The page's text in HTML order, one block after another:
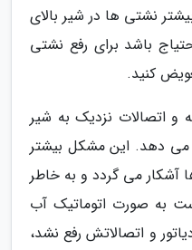
نشتی ها در شیر بالای
باشد برای رفع نشتی
کنید.
و اتصالات نزدیک به شیر
می دهد. این مشکل بیشتر
آشکار می گردد و به خاطر
به صورت اتوماتیک آب
و اتصالاتش رفع نشد،